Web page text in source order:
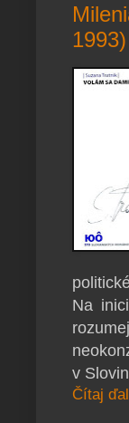
1993)
Na
v
Čítaj